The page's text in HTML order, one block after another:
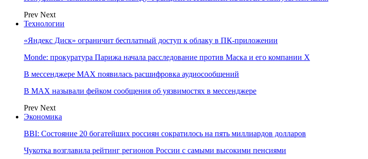
Prev Next
Технологии
«Яндекс Диск» ограничит бесплатный доступ к облаку в ПК-приложении
Monde: прокуратура Парижа начала расследование против Маска и его компании X
В мессенджере MAX появилась расшифровка аудиосообщений
В МAX называли фейком сообщения об уязвимостях в мессенджере
Prev Next
Экономика
BBI: Состояние 20 богатейших россиян сократилось на пять миллиардов долларов
Чукотка возглавила рейтинг регионов России с самыми высокими пенсиями